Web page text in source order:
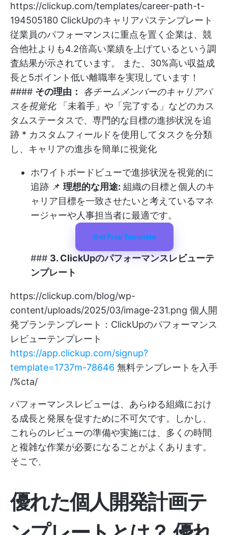
https://clickup.com/templates/career-path-t-
194505180 ClickUpのキャリアパステンプレート
従業員のパフォーマンスに重点を置く企業は、競
合他社よりも4.2倍高い業績を上げているという調
査結果が示されています。 また、30%高い収益成
長と5ポイント低い離職率を実現しています！
#### その理由：
各チームメンバーのキャリアパ
スを視覚化
「未着手」や「完了する」などのカス
タムステータスで、専門的な目標の進捗状況を追
跡 * カスタムフィールドを使用してタスクを分類
し、キャリアの進歩を簡単に視覚化
ホワイトボードビューで進捗状況を視覚的に
追跡 📌 理想的な用途: 組織の目標と個人のキ
ャリア目標を一致させたいと考えているマネ
ージャーや人事担当者に最適です。
Get Free Template
### 3. ClickUpのパフォーマンスレビューテ
ンプレート
https://clickup.com/blog/wp-
content/uploads/2025/03/image-231.png 個人開
発プランテンプレート：ClickUpのパフォーマンス
レビューテンプレート
https://app.clickup.com/signup?
template=1737m-78646 無料テンプレートを入手
/%cta/
パフォーマンスレビューは、あらゆる組織におけ
る成長と発展を促すために不可欠です。しかし、
これらのレビューの準備や実施には、多くの時間
と複雑な作業が必要になることがよくあります。
そこで、
優れた個人開発計画テ